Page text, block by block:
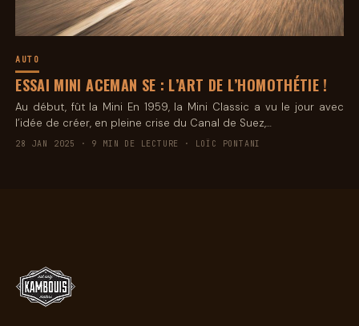
AUTO
ESSAI MINI ACEMAN SE : L’ART DE L’HOMOTHÉTIE !
Au début, fût la Mini En 1959, la Mini Classic a vu le jour avec
l’idée de créer, en pleine crise du Canal de Suez,…
28 JAN 2025 · 9 MIN DE LECTURE · LOÏC PONTANI